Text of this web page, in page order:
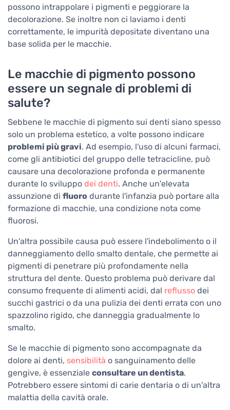
possono intrappolare i pigmenti e peggiorare la
decolorazione. Se inoltre non ci laviamo i denti
correttamente, le impurità depositate diventano una
base solida per le macchie.
Le macchie di pigmento possono
essere un segnale di problemi di
salute?
Sebbene le macchie di pigmento sui denti siano spesso
solo un problema estetico, a volte possono indicare
problemi più gravi. Ad esempio, l'uso di alcuni farmaci,
come gli antibiotici del gruppo delle tetracicline, può
causare una decolorazione profonda e permanente
durante lo sviluppo dei denti. Anche un'elevata
assunzione di fluoro durante l'infanzia può portare alla
formazione di macchie, una condizione nota come
fluorosi.
Un'altra possibile causa può essere l'indebolimento o il
danneggiamento dello smalto dentale, che permette ai
pigmenti di penetrare più profondamente nella
struttura del dente. Questo problema può derivare dal
consumo frequente di alimenti acidi, dal reflusso dei
succhi gastrici o da una pulizia dei denti errata con uno
spazzolino rigido, che danneggia gradualmente lo
smalto.
Se le macchie di pigmento sono accompagnate da
dolore ai denti, sensibilità o sanguinamento delle
gengive, è essenziale consultare un dentista.
Potrebbero essere sintomi di carie dentaria o di un'altra
malattia della cavità orale.